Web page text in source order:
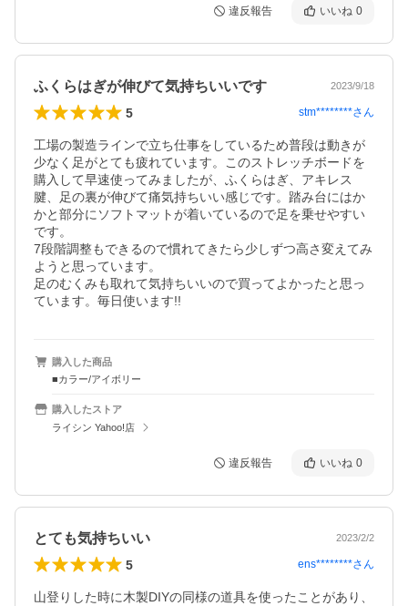
違反報告 いいね 0
ふくらはぎが伸びて気持ちいいです 2023/9/18
5 stm********さん
工場の製造ラインで立ち仕事をしているため普段は動きが
少なく足がとても疲れています。このストレッチボードを
購入して早速使ってみましたが、ふくらはぎ、アキレス
腱、足の裏が伸びて痛気持ちいい感じです。踏み台にはか
かと部分にソフトマットが着いているので足を乗せやすい
です。
7段階調整もできるので慣れてきたら少しずつ高さ変えてみ
ようと思っています。
足のむくみも取れて気持ちいいので買ってよかったと思っ
ています。毎日使います!!
購入した商品
■カラー/アイボリー
購入したストア
ライシン Yahoo!店
違反報告 いいね 0
とても気持ちいい 2023/2/2
5 ens********さん
山登りした時に木製DIYの同様の道具を使ったことがあり、